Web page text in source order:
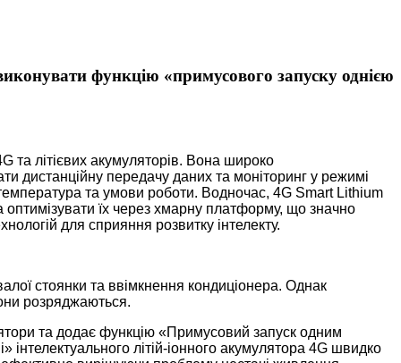
функцію «примусового запуску однією
та літієвих акумуляторів. Вона широко
дистанційну передачу даних та моніторинг у режимі
та умови роботи. Водночас, 4G Smart Lithium
оптимізувати їх через хмарну платформу, що значно
для сприяння розвитку інтелекту.
стоянки та ввімкнення кондиціонера. Однак
розряджаються.
та додає функцію «Примусовий запуск одним
літій-іонного акумулятора 4G швидко